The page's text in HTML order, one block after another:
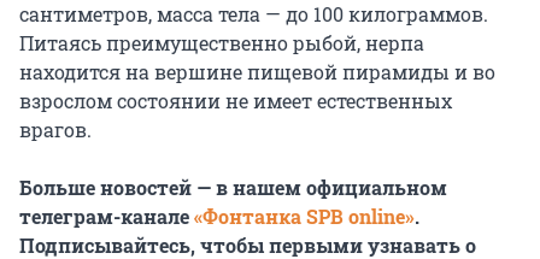
сантиметров, масса тела — до 100 килограммов.
Питаясь преимущественно рыбой, нерпа
находится на вершине пищевой пирамиды и во
взрослом состоянии не имеет естественных
врагов.
Больше новостей — в нашем официальном
телеграм-канале«Фонтанка SPB online».
Подписывайтесь, чтобы первыми узнавать о